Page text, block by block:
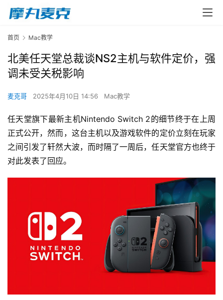
首页 Mac教学
北美任天堂总裁谈NS2主机与软件定价，强
调未受关税影响
麦克哥 2025年4月10日 14:56 Mac教学
任天堂旗下最新主机Nintendo Switch 2的细节终于在上周
正式公开，然而，这台主机以及游戏软件的定价立刻在玩家
之间引发了轩然大波，而时隔了一周后，任天堂官方也终于
对此发表了回应。